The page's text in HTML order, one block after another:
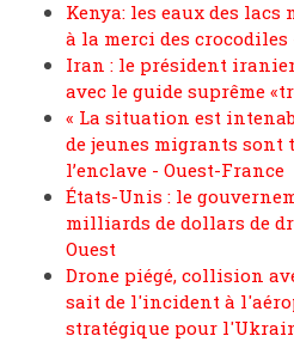
Kenya: les eaux des
à la merci des
Iran : le président
avec le guide suprême
« La situation est
de jeunes migrants sont
l’enclave - Ouest-France
États-Unis : le
milliards de dollars de
Ouest
Drone piégé, collision
sait de l'incident à
stratégique pour